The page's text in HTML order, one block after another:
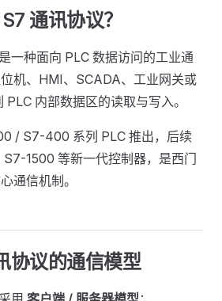
通讯协议？
一种面向 PLC 数据访问的工业通
机、HMI、SCADA、工业网关或
内部数据区的读取与写入。
/ S7-400 系列 PLC 推出，后续
1500 等新一代控制器，是西门
通信机制。
协议的通信模型